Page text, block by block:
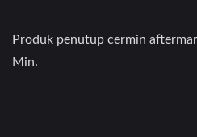
Produk penutup cermin
Min.